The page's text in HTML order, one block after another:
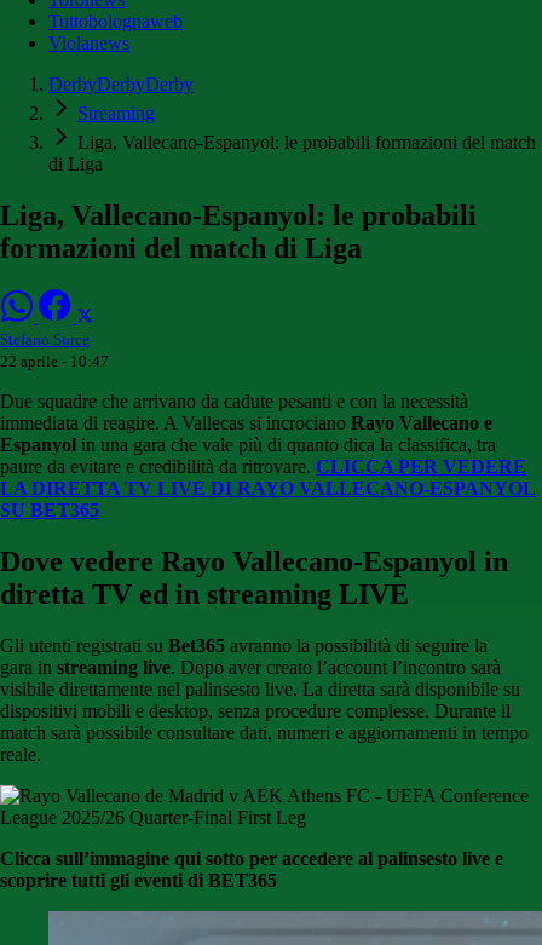
Tuttobolognaweb
Violanews
DerbyDerbyDerby
Streaming
Liga, Vallecano-Espanyol: le probabili formazioni del match
di Liga
Liga, Vallecano-Espanyol: le probabili
formazioni del match di Liga
Stefano Sorce
22 aprile - 10:47
Due squadre che arrivano da cadute pesanti e con la necessità
immediata di reagire. A Vallecas si incrociano Rayo Vallecano e
Espanyol in una gara che vale più di quanto dica la classifica, tra
paure da evitare e credibilità da ritrovare. CLICCA PER VEDERE
LA DIRETTA TV LIVE DI RAYO VALLECANO-ESPANYOL
SU BET365
Dove vedere Rayo Vallecano-Espanyol in
diretta TV ed in streaming LIVE
Gli utenti registrati su Bet365 avranno la possibilità di seguire la
gara in streaming live. Dopo aver creato l’account l’incontro sarà
visibile direttamente nel palinsesto live. La diretta sarà disponibile su
dispositivi mobili e desktop, senza procedure complesse. Durante il
match sarà possibile consultare dati, numeri e aggiornamenti in tempo
reale.
Clicca sull’immagine qui sotto per accedere al palinsesto live e
scoprire tutti gli eventi di BET365